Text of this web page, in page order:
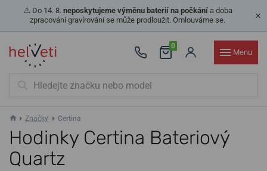
⚠️ Do 14. 8. neposkytujeme výměnu baterií na počkánía doba
zpracování gravírování se může prodloužit. Omlouváme se.
0
Menu
Značky Certina
Hodinky Certina Bateriový
Quartz